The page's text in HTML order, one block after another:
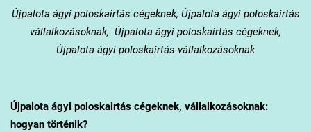
Újpalota ágyi poloskairtás cégeknek, Újpalota ágyi poloskairtás
vállalkozásoknak, Újpalota ágyi poloskairtás cégeknek,
Újpalota ágyi poloskairtás vállalkozásoknak
Újpalotaágyi poloskairtás cégeknek, vállalkozásoknak:
hogyan történik?